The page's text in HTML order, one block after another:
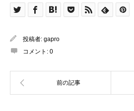
投稿者: gapro
コメント: 0